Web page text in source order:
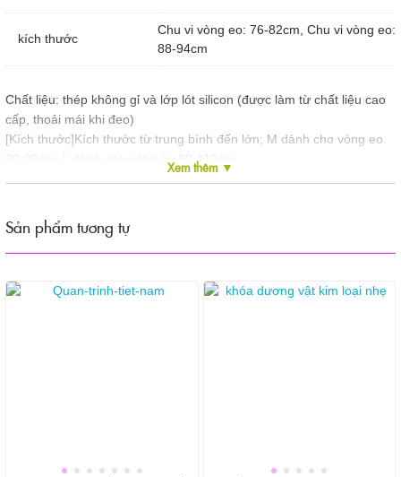
kích thước
Chu vi vòng eo: 76-82cm, Chu vi vòng eo:
88-94cm
Chất liệu: thép không gỉ và lớp lót silicon (được làm từ chất liệu cao
cấp, thoải mái khi đeo)
[Kích thước]Kích thước từ trung bình đến lớn; M dành cho vòng eo
60-90cm, L dành cho vòng eo 90-110cm
Kim loại chất lượng cao giúp ngăn ngừa rỉ sét và ăn mòn, đảm bảo
hiệu suất ...
Xem thêm ▼
Sản phẩm tương tự